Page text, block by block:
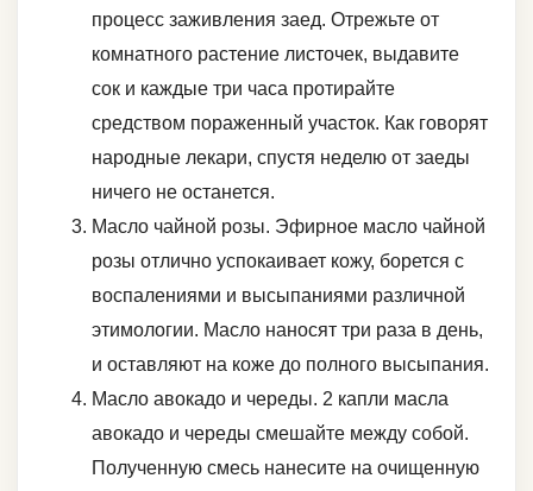
процесс заживления заед. Отрежьте от
комнатного растение листочек, выдавите
сок и каждые три часа протирайте
средством пораженный участок. Как говорят
народные лекари, спустя неделю от заеды
ничего не останется.
Масло чайной розы. Эфирное масло чайной
розы отлично успокаивает кожу, борется с
воспалениями и высыпаниями различной
этимологии. Масло наносят три раза в день,
и оставляют на коже до полного высыпания.
Масло авокадо и череды. 2 капли масла
авокадо и череды смешайте между собой.
Полученную смесь нанесите на очищенную